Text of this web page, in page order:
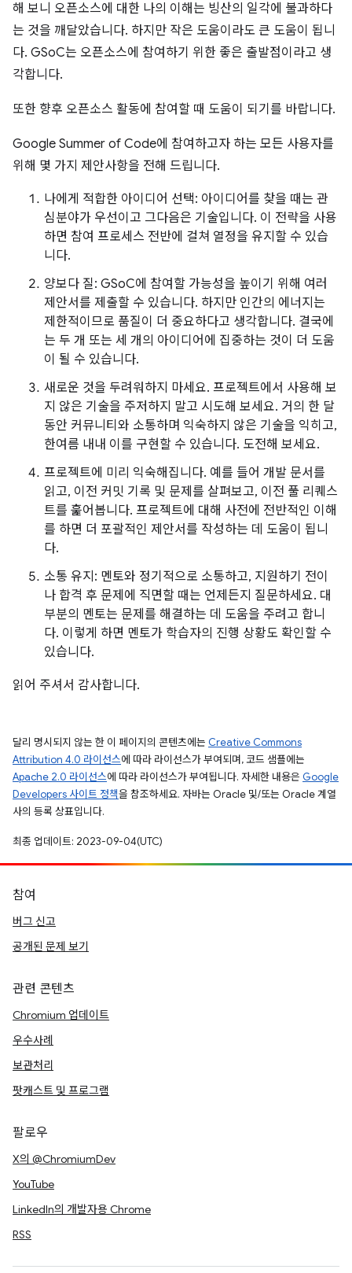
해 보니 오픈소스에 대한 나의 이해는 빙산의 일각에 불과하다
는 것을 깨달았습니다. 하지만 작은 도움이라도 큰 도움이 됩니
다. GSoC는 오픈소스에 참여하기 위한 좋은 출발점이라고 생
각합니다.
또한 향후 오픈소스 활동에 참여할 때 도움이 되기를 바랍니다.
Google Summer of Code에 참여하고자 하는 모든 사용자를
위해 몇 가지 제안사항을 전해 드립니다.
나에게 적합한 아이디어 선택: 아이디어를 찾을 때는 관
심분야가 우선이고 그다음은 기술입니다. 이 전략을 사용
하면 참여 프로세스 전반에 걸쳐 열정을 유지할 수 있습
니다.
양보다 질: GSoC에 참여할 가능성을 높이기 위해 여러
제안서를 제출할 수 있습니다. 하지만 인간의 에너지는
제한적이므로 품질이 더 중요하다고 생각합니다. 결국에
는 두 개 또는 세 개의 아이디어에 집중하는 것이 더 도움
이 될 수 있습니다.
새로운 것을 두려워하지 마세요. 프로젝트에서 사용해 보
지 않은 기술을 주저하지 말고 시도해 보세요. 거의 한 달
동안 커뮤니티와 소통하며 익숙하지 않은 기술을 익히고,
한여름 내내 이를 구현할 수 있습니다. 도전해 보세요.
프로젝트에 미리 익숙해집니다. 예를 들어 개발 문서를
읽고, 이전 커밋 기록 및 문제를 살펴보고, 이전 풀 리퀘스
트를 훑어봅니다. 프로젝트에 대해 사전에 전반적인 이해
를 하면 더 포괄적인 제안서를 작성하는 데 도움이 됩니
다.
소통 유지: 멘토와 정기적으로 소통하고, 지원하기 전이
나 합격 후 문제에 직면할 때는 언제든지 질문하세요. 대
부분의 멘토는 문제를 해결하는 데 도움을 주려고 합니
다. 이렇게 하면 멘토가 학습자의 진행 상황도 확인할 수
있습니다.
읽어 주셔서 감사합니다.
달리 명시되지 않는 한 이 페이지의 콘텐츠에는 Creative Commons
Attribution 4.0 라이선스에 따라 라이선스가 부여되며, 코드 샘플에는
Apache 2.0 라이선스에 따라 라이선스가 부여됩니다. 자세한 내용은 Google
Developers 사이트 정책을 참조하세요. 자바는 Oracle 및/또는 Oracle 계열
사의 등록 상표입니다.
최종 업데이트: 2023-09-04(UTC)
참여
버그 신고
공개된 문제 보기
관련 콘텐츠
Chromium 업데이트
우수사례
보관처리
팟캐스트 및 프로그램
팔로우
X의 @ChromiumDev
YouTube
LinkedIn의 개발자용 Chrome
RSS